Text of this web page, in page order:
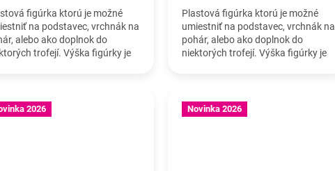
figúrka ktorú je možné
na podstavec, vrchnák na
alebo ako doplnok do
trofejí. Výška figúrky je
Plastová figúrka ktorú je možné
umiestniť na podstavec, vrchnák na
pohár, alebo ako doplnok do
niektorých trofejí. Výška figúrky je
2026 Novinka 2026